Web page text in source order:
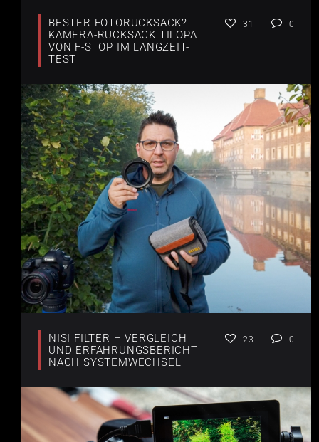
BESTER FOTORUCKSACK?
KAMERA-RUCKSACK TILOPA
VON F-STOP IM LANGZEIT-
TEST
31 0
NISI FILTER – VERGLEICH
UND ERFAHRUNGSBERICHT
NACH SYSTEMWECHSEL
23 0